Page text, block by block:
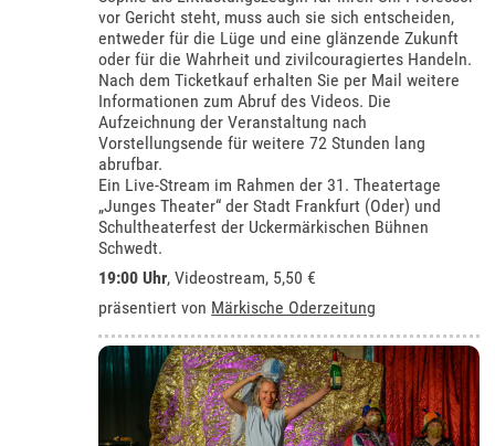
vor Gericht steht, muss auch sie sich entscheiden,
entweder für die Lüge und eine glänzende Zukunft
oder für die Wahrheit und zivilcouragiertes Handeln.
Nach dem Ticketkauf erhalten Sie per Mail weitere
Informationen zum Abruf des Videos. Die
Aufzeichnung der Veranstaltung nach
Vorstellungsende für weitere 72 Stunden lang
abrufbar.
Ein Live-Stream im Rahmen der 31. Theatertage
„Junges Theater“ der Stadt Frankfurt (Oder) und
Schultheaterfest der Uckermärkischen Bühnen
Schwedt.
19:00 Uhr, Videostream, 5,50 €
präsentiert von Märkische Oderzeitung